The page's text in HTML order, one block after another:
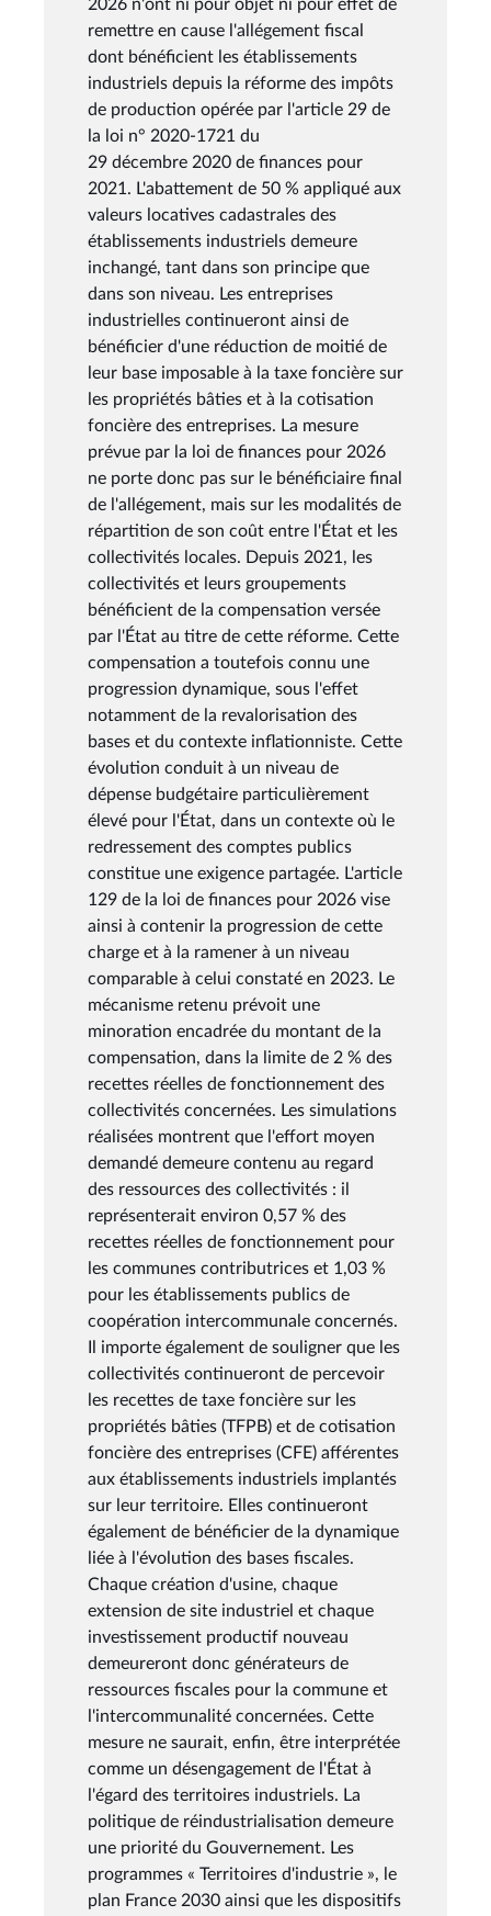
2026 n'ont ni pour objet ni pour effet de
remettre en cause l'allégement fiscal
dont bénéficient les établissements
industriels depuis la réforme des impôts
de production opérée par l'article 29 de
la loi n° 2020-1721 du
29 décembre 2020 de finances pour
2021. L'abattement de 50 % appliqué aux
valeurs locatives cadastrales des
établissements industriels demeure
inchangé, tant dans son principe que
dans son niveau. Les entreprises
industrielles continueront ainsi de
bénéficier d'une réduction de moitié de
leur base imposable à la taxe foncière sur
les propriétés bâties et à la cotisation
foncière des entreprises. La mesure
prévue par la loi de finances pour 2026
ne porte donc pas sur le bénéficiaire final
de l'allégement, mais sur les modalités de
répartition de son coût entre l'État et les
collectivités locales. Depuis 2021, les
collectivités et leurs groupements
bénéficient de la compensation versée
par l'État au titre de cette réforme. Cette
compensation a toutefois connu une
progression dynamique, sous l'effet
notamment de la revalorisation des
bases et du contexte inflationniste. Cette
évolution conduit à un niveau de
dépense budgétaire particulièrement
élevé pour l'État, dans un contexte où le
redressement des comptes publics
constitue une exigence partagée. L'article
129 de la loi de finances pour 2026 vise
ainsi à contenir la progression de cette
charge et à la ramener à un niveau
comparable à celui constaté en 2023. Le
mécanisme retenu prévoit une
minoration encadrée du montant de la
compensation, dans la limite de 2 % des
recettes réelles de fonctionnement des
collectivités concernées. Les simulations
réalisées montrent que l'effort moyen
demandé demeure contenu au regard
des ressources des collectivités : il
représenterait environ 0,57 % des
recettes réelles de fonctionnement pour
les communes contributrices et 1,03 %
pour les établissements publics de
coopération intercommunale concernés.
Il importe également de souligner que les
collectivités continueront de percevoir
les recettes de taxe foncière sur les
propriétés bâties (TFPB) et de cotisation
foncière des entreprises (CFE) afférentes
aux établissements industriels implantés
sur leur territoire. Elles continueront
également de bénéficier de la dynamique
liée à l'évolution des bases fiscales.
Chaque création d'usine, chaque
extension de site industriel et chaque
investissement productif nouveau
demeureront donc générateurs de
ressources fiscales pour la commune et
l'intercommunalité concernées. Cette
mesure ne saurait, enfin, être interprétée
comme un désengagement de l'État à
l'égard des territoires industriels. La
politique de réindustrialisation demeure
une priorité du Gouvernement. Les
programmes « Territoires d'industrie », le
plan France 2030 ainsi que les dispositifs